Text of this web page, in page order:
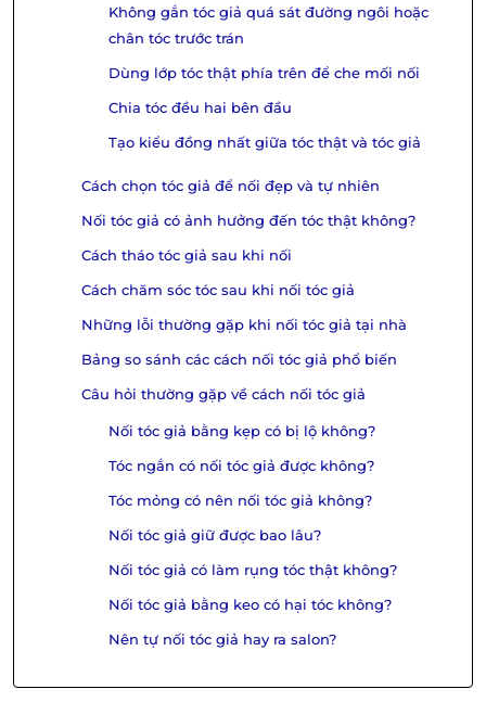
Không gắn tóc giả quá sát đường ngôi hoặc
chân tóc trước trán
Dùng lớp tóc thật phía trên để che mối nối
Chia tóc đều hai bên đầu
Tạo kiểu đồng nhất giữa tóc thật và tóc giả
Cách chọn tóc giả để nối đẹp và tự nhiên
Nối tóc giả có ảnh hưởng đến tóc thật không?
Cách tháo tóc giả sau khi nối
Cách chăm sóc tóc sau khi nối tóc giả
Những lỗi thường gặp khi nối tóc giả tại nhà
Bảng so sánh các cách nối tóc giả phổ biến
Câu hỏi thường gặp về cách nối tóc giả
Nối tóc giả bằng kẹp có bị lộ không?
Tóc ngắn có nối tóc giả được không?
Tóc mỏng có nên nối tóc giả không?
Nối tóc giả giữ được bao lâu?
Nối tóc giả có làm rụng tóc thật không?
Nối tóc giả bằng keo có hại tóc không?
Nên tự nối tóc giả hay ra salon?